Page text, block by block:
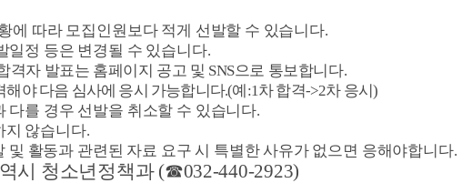
에 따라 모집인원보다 적게 선발할 수 있습니다.
일정 등은 변경될 수 있습니다.
격자 발표는 홈페이지 공고 및 SNS으로 통보합니다.
해야 다음 심사에 응시 가능합니다.(예 :1차 합격->2차 응시)
다를 경우 선발을 취소할 수 있습니다.
지 않습니다.
및 활동과 관련된 자료 요구 시 특별한 사유가 없으면 응해야합니다.
시 청소년정책과 (☎032-440-2923)